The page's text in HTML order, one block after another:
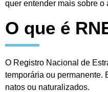
quer entender mais sobre o
O que é
O Registro Nacional de
temporária ou permanente.
natos ou naturalizados.